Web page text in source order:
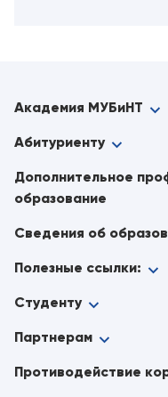
Академия МУБиНТ
Абитуриенту
Дополнительное
образование
Сведения об
Полезные ссылки:
Студенту
Партнерам
Противодействие